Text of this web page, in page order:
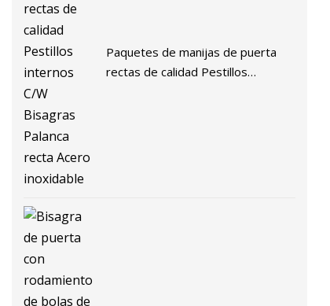
Paquetes de manijas de puerta
rectas de calidad Pestillos